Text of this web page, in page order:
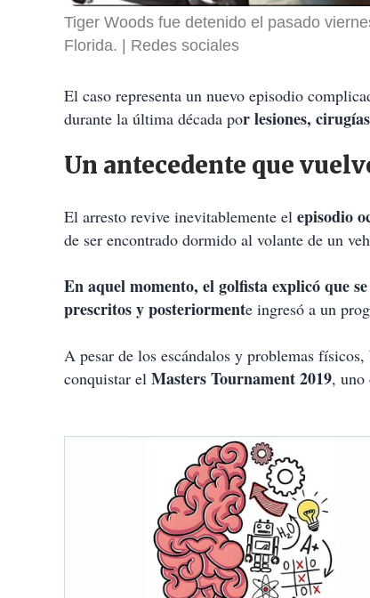
Tiger Woods fue detenido el pasado
Florida.
Redes sociales
El caso representa un nuevo episodio
durante la última década por lesiones,
Un antecedente que
El arresto revive inevitablemente el episodio
de ser encontrado dormido al volante de un
En aquel momento, el golfista explicó que
prescritos y posteriormente ingresó a un
A pesar de los escándalos y problemas
conquistar el Masters Tournament 2019, uno